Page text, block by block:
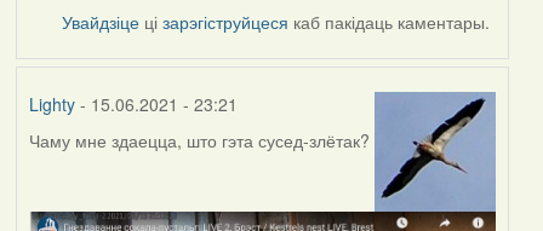
Увайдзіце цізарэгіструйцеся каб пакідаць каментары.
Lighty- 15.06.2021 - 23:21
Чаму мне здаецца, што гэта сусед-злётак?